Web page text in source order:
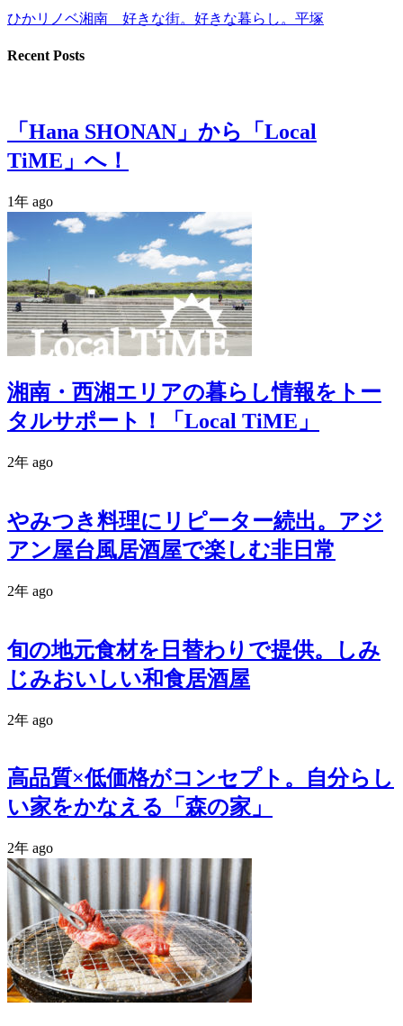
ひかリノベ湘南 好きな街。好きな暮らし。平塚
Recent Posts
「Hana SHONAN」から「Local
TiME」へ！
1年 ago
湘南・西湘エリアの暮らし情報をトー
タルサポート！「Local TiME」
2年 ago
やみつき料理にリピーター続出。アジ
アン屋台風居酒屋で楽しむ非日常
2年 ago
旬の地元食材を日替わりで提供。しみ
じみおいしい和食居酒屋
2年 ago
高品質×低価格がコンセプト。自分らし
い家をかなえる「森の家」
2年 ago